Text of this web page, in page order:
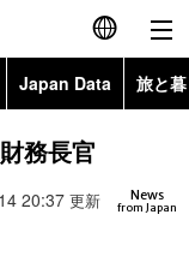
English
简体字
繁體字
Japan Data 旅と
Topics
Images
務長官
News
from Japan
20:37 更新